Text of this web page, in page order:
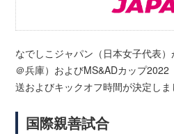
なでしこジャパン（日本女子代表
＠兵庫）およびMS&ADカップ
送およびキックオフ時間が決定しま
国際親善試合